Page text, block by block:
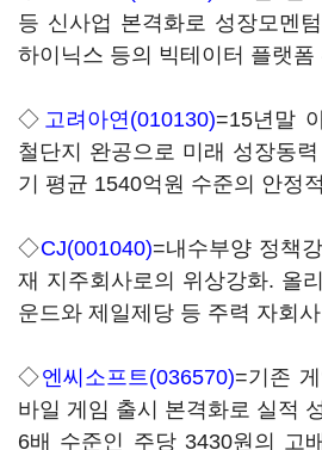
등 신사업 본격화로 성장모멘
하이닉스 등의 빅테이터 플랫폼
◇ 고려아연(010130)=15년말
철단지 완공으로 미래 성장동
기 평균 1540억원 수준의 안정
◇CJ(001040)=내수부양 정책
재 지주회사로의 위상강화. 올
운드와 제일제당 등 주력 자회
◇엔씨소프트(036570)=기존
바일 게임 출시 본격화로 실적
6배 수준인 주당 3430원의 고